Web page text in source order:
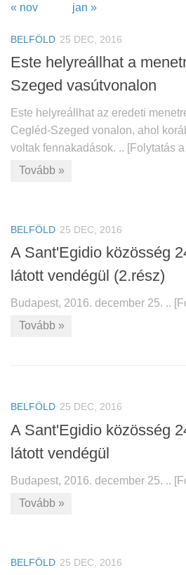
« nov jan »
BELFÖLD 25 DEC, 2016
Este helyreállhat a
Szeged vasútvonalon
Este helyreállhat az eredeti
Cegléd-Szeged vonalon, ahol
voltak fennakadások. .. [Folytatás
Tovább »
BELFÖLD 25 DEC, 2016
A Sant'Egidio közösség
látott vendégül (2.rész)
Budapest, 2016. december 25. ..
Tovább »
BELFÖLD 25 DEC, 2016
A Sant'Egidio közösség
látott vendégül
Budapest, 2016. december 25. ..
Tovább »
BELFÖLD 25 DEC, 2016